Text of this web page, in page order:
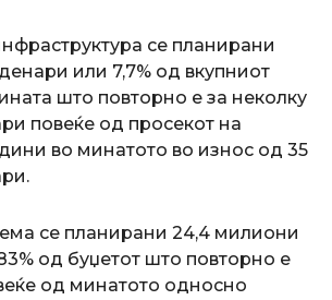
се планирани
или 7,7% од вкупниот
што повторно е за неколку
повеќе од просекот на
во минатото во износ од 35
се планирани 24,4 милиони
од буџетот што повторно е
од минатото односно